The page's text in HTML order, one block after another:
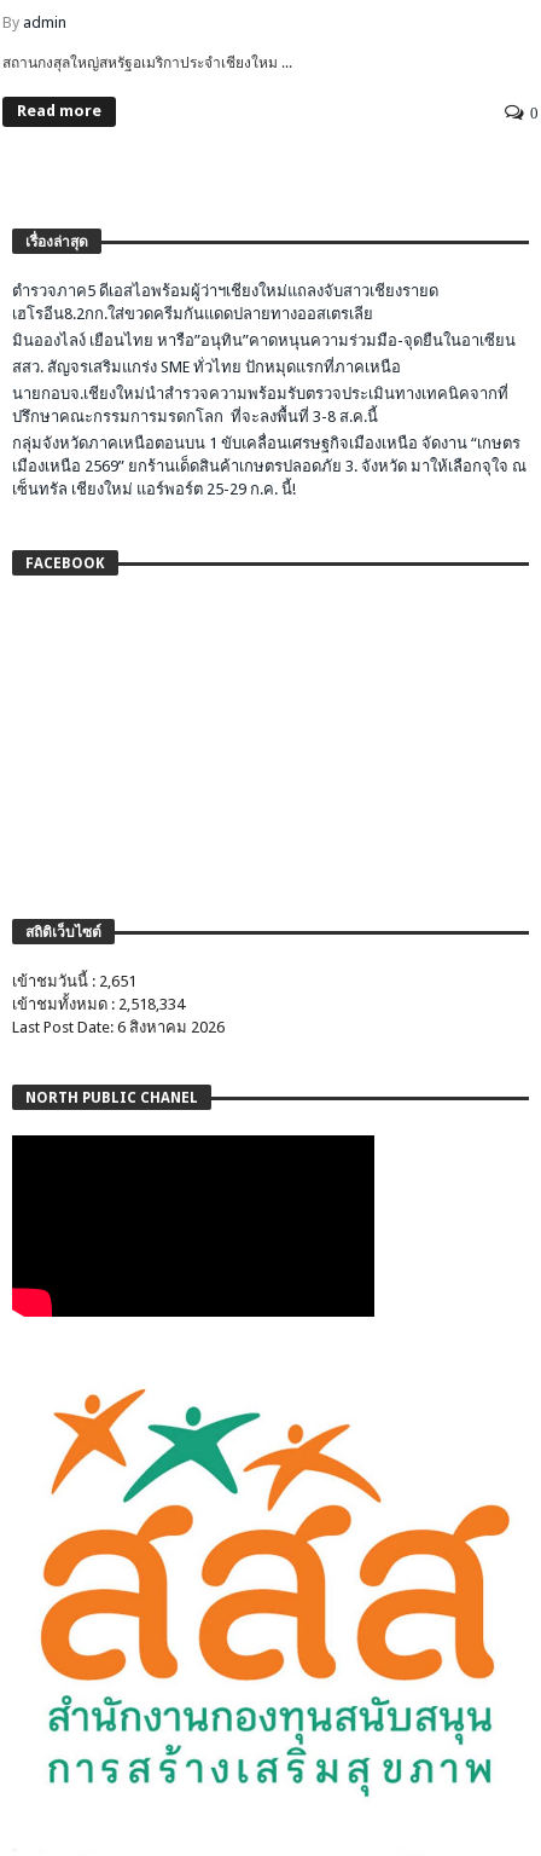
By admin
สถานกงสุลใหญ่สหรัฐอเมริกาประจำเชียงใหม ...
Read more 0
เรื่องล่าสุด
ตำรวจภาค5 ดีเอสไอพร้อมผู้ว่าฯเชียงใหม่แถลงจับสาวเชียงรายด
เฮโรอีน8.2กก.ใส่ขวดครีมกันแดดปลายทางออสเตรเลีย
มินอองไลง์ เยือนไทย หารือ”อนุทิน”คาดหนุนความร่วมมือ-จุดยืนในอาเซียน
สสว. สัญจรเสริมแกร่ง SME ทั่วไทย ปักหมุดแรกที่ภาคเหนือ
นายกอบจ.เชียงใหม่นำสำรวจความพร้อมรับตรวจประเมินทางเทคนิคจากที่
ปรึกษาคณะกรรมการมรดกโลก ที่จะลงพื้นที่ 3-8 ส.ค.นี้
กลุ่มจังหวัดภาคเหนือตอนบน 1 ขับเคลื่อนเศรษฐกิจเมืองเหนือ จัดงาน “เกษตร
เมืองเหนือ 2569” ยกร้านเด็ดสินค้าเกษตรปลอดภัย 3. จังหวัด มาให้เลือกจุใจ ณ
เซ็นทรัล เชียงใหม่ แอร์พอร์ต 25-29 ก.ค. นี้!
FACEBOOK
สถิติเว็บไซต์
เข้าชมวันนี้ : 2,651
เข้าชมทั้งหมด : 2,518,334
Last Post Date: 6 สิงหาคม 2026
NORTH PUBLIC CHANEL